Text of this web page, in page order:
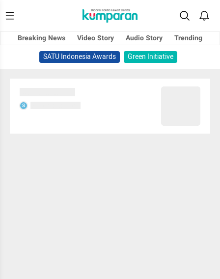
Breaking News Video Story Audio Story
Trending
SATU Indonesia Awards
Green Initiative
S